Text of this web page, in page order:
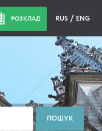
РОЗКЛАД RUS ENG